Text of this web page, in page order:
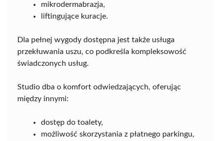
mikrodermabrazja,
liftingujące kuracje.
Dla pełnej wygody dostępna jest także usługa
przekłuwania uszu, co podkreśla kompleksowość
świadczonych usług.
Studio dba o komfort odwiedzających, oferując
między innymi:
dostęp do toalety,
możliwość skorzystania z płatnego parkingu,